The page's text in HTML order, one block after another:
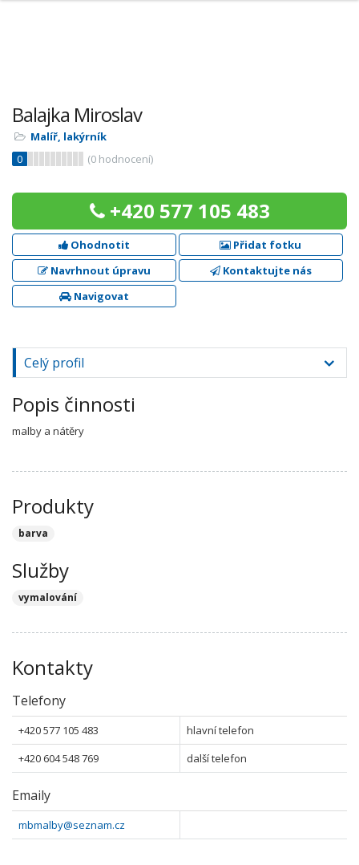
Balajka Miroslav
Malíř, lakýrník
0
(0 hodnocení)
+420 577 105 483
Ohodnotit
Přidat fotku
Navrhnout úpravu
Kontaktujte nás
Navigovat
Celý profil
Popis činnosti
malby a nátěry
Produkty
barva
Služby
vymalování
Kontakty
Telefony
+420 577 105 483
hlavní telefon
+420 604 548 769
další telefon
Emaily
mbmalby@seznam.cz